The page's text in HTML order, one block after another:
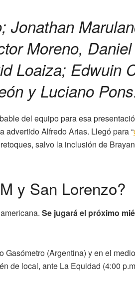
Jonathan
Moreno, Daniel
Loaiza; Edwuin
y Luciano
del equipo para esa
Alfredo Arias. Llegó para “
salvo la inclusión de
y San Lorenzo?
Se jugará el próximo
(Argentina) y en el
de local, ante La Equidad (4:00